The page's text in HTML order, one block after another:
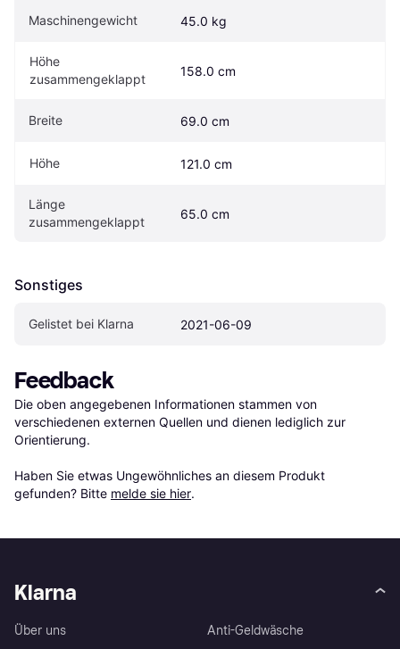
Maschinengewicht 45.0 kg
Höhe
zusammengeklappt
158.0 cm
Breite 69.0 cm
Höhe 121.0 cm
Länge
zusammengeklappt
65.0 cm
Sonstiges
Gelistet bei Klarna 2021-06-09
Feedback
Die oben angegebenen Informationen stammen von
verschiedenen externen Quellen und dienen lediglich zur
Orientierung.
Haben Sie etwas Ungewöhnliches an diesem Produkt
gefunden? Bitte melde sie hier.
Klarna
Über uns
Anti-Geldwäsche